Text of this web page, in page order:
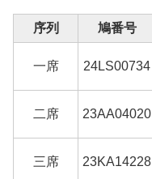
序列 鳩番号
一席 24LS00734
二席 23AA04020
三席 23KA14228